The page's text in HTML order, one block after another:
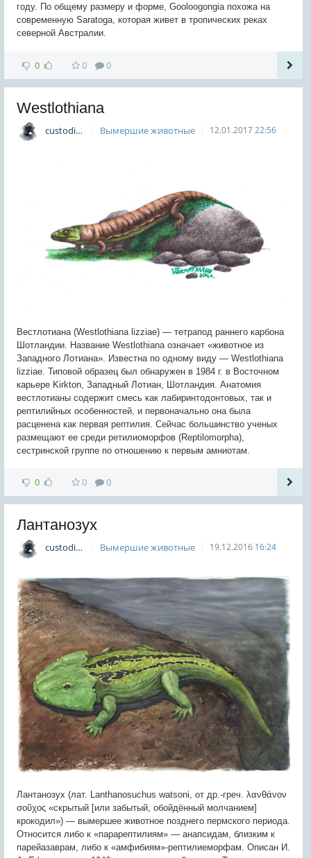
году. По общему размеру и форме, Gooloogongia похожа на
современную Saratoga, которая живет в тропических реках
северной Австралии.
0 0 0
Westlothiana
custodian Вымершие животные 12.01.2017 22:56
Вестлотиана (Westlothiana lizziae) — тетрапод раннего карбона
Шотландии. Название Westlothiana означает «животное из
Западного Лотиана». Известна по одному виду — Westlothiana
lizziae. Типовой образец был обнаружен в 1984 г. в Восточном
карьере Kirkton, Западный Лотиан, Шотландия. Анатомия
вестлотианы содержит смесь как лабиринтодонтовых, так и
рептилийных особенностей, и первоначально она была
расценена как первая рептилия. Сейчас большинство ученых
размещают ее среди ретилиоморфов (Reptilomorpha),
сестринской группе по отношению к первым амниотам.
0 0 0
Лантанозух
custodian Вымершие животные 19.12.2016 16:24
Лантанозух (лат. Lanthanosuchus watsoni, от др.-греч. λανθάνον
σοῦχος «скрытый [или забытый, обойдённый молчанием]
крокодил») — вымершее животное позднего пермского периода.
Относится либо к «парарептилиям» — анапсидам, близким к
парейазаврам, либо к «амфибиям»-рептилиеморфам. Описан И.